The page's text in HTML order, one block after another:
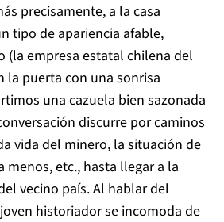
precisamente, a la casa
tipo de apariencia afable,
(la empresa estatal chilena del
la puerta con una sonrisa
una cazuela bien sazonada
discurre por caminos
vida del minero, la situación de
menos, etc., hasta llegar a la
vecino país. Al hablar del
historiador se incomoda de